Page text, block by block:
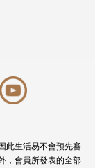
此生活易不會預先審
，會員所發表的全部